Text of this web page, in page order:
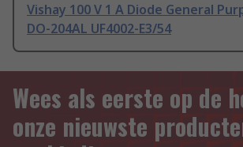
Vishay 100 V 1 A Diode General
DO-204AL UF4002-E3/54
Wees als eerste op de
onze nieuwste